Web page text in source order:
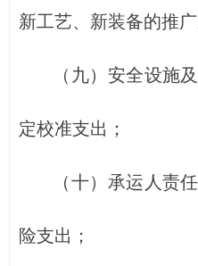
新工艺、新装备的推广
（九）安全设施及
定校准支出；
（十）承运人责任
险支出；